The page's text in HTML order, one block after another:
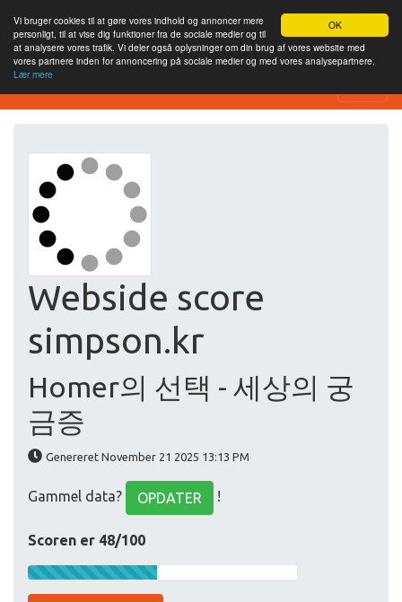
OK
Vi bruger cookies til at gøre vores indhold og annoncer mere
personligt, til at vise dig funktioner fra de sociale medier og til
at analysere vores trafik. Vi deler også oplysninger om din brug af vores website med
vores partnere inden for annoncering på sociale medier og med vores analysepartnere.
Lær mere
Free SEO Testing Tool
Webside score
simpson.kr
Homer의 선택 - 세상의 궁
금증
Genereret November 21 2025 13:13 PM
Gammel data? OPDATER !
Scoren er 48/100